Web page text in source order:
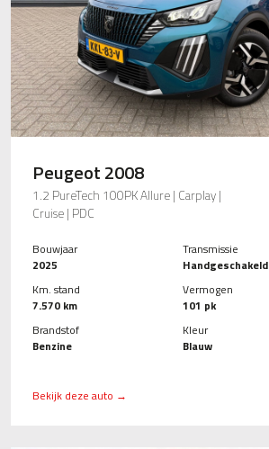
Peugeot 2008
1.2 PureTech 100PK Allure | Carplay |
Cruise | PDC
Bouwjaar
2025
Km. stand
7.570 km
Brandstof
Benzine
Transmissie
Handgeschakeld
Vermogen
101 pk
Kleur
Blauw
Bekijk deze auto →